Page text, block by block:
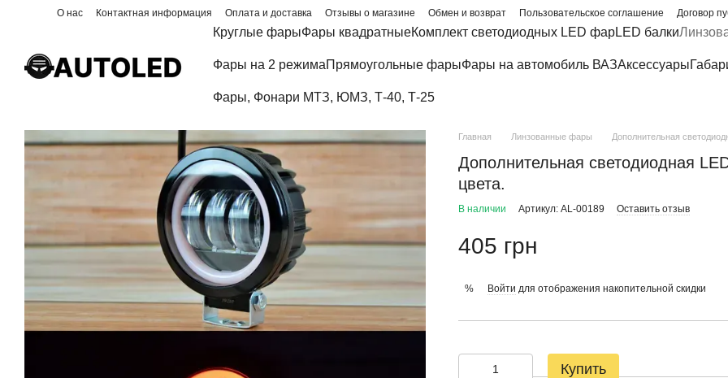
Перейти к основному контенту
О нас Контактная информация Оплата и доставка Отзывы о магазине Обмен и возврат Пользовательское соглашение
Договор
Круглые фарыФары квадратныеКомплект светодиодных LED фарLED балки
Фары на 2 режимаПрямоугольные фарыФары на автомобиль ВАЗАксессуары
Фары, Фонари МТЗ, ЮМЗ, Т-40, Т-25
Главная Линзованные фары Дополнительная
Дополнительная светодиодная
цвета.
В наличии Артикул: AL-00189 Оставить отзыв
405 грн
% Войти для отображения накопительной скидки
Купить